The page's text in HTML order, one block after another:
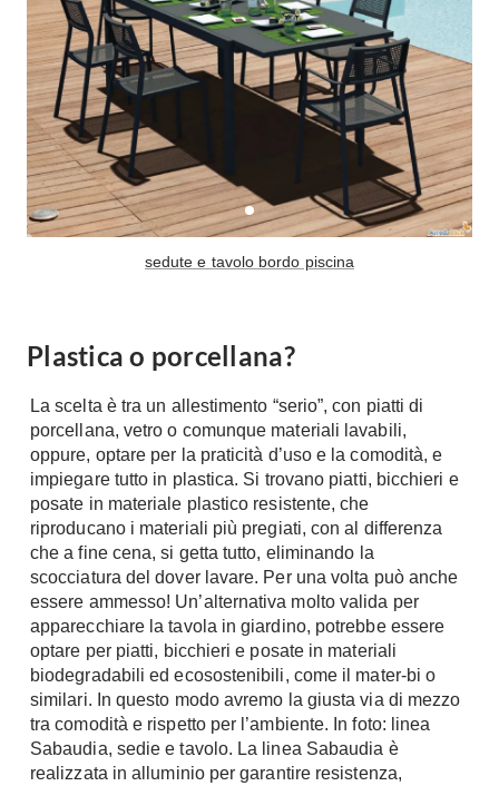
Armadi Angolo
I consigli sugli armadi
Camerette
Camerette Ragazzi
Camerette Bambini
Letti a Castello
Per Neonati
Lettini
Lattice
Reti Letto
Cuscini
Consigli materassi
Bagno
Arredo Bagno
Sanitari
Cabine Doccia
Idromassaggio
Accessori Bagno
Rubinetteria
Vasche da Bagno
Maniglie
Finestre
Finestre Pvc
Finestre Alluminio
Finestre Legno
Persiane
Scale
Rivestimenti
Ceramica
Cotto
Resina
Parquet
Gres
Laminato
Moquette
Carta da parati
Pavimenti esterni
Fai da Te
sedute e tavolo bordo piscina
Plastica o porcellana?
La scelta è tra un allestimento “serio”, con piatti di
porcellana, vetro o comunque materiali lavabili,
oppure, optare per la praticità d’uso e la comodità, e
impiegare tutto in plastica. Si trovano piatti, bicchieri e
posate in materiale plastico resistente, che
riproducano i materiali più pregiati, con al differenza
che a fine cena, si getta tutto, eliminando la
scocciatura del dover lavare. Per una volta può anche
essere ammesso! Un’alternativa molto valida per
apparecchiare la tavola in giardino, potrebbe essere
optare per piatti, bicchieri e posate in materiali
biodegradabili ed ecosostenibili, come il mater-bi o
similari. In questo modo avremo la giusta via di mezzo
tra comodità e rispetto per l’ambiente. In foto: linea
Sabaudia, sedie e tavolo. La linea Sabaudia è
realizzata in alluminio per garantire resistenza,